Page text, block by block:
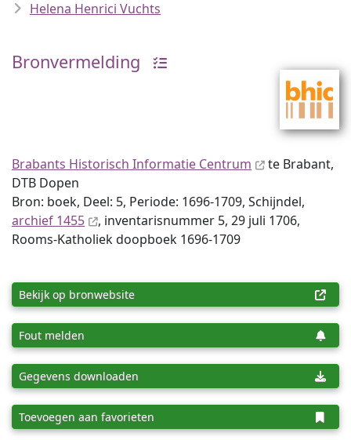
Helena Henrici Vuchts
Bronvermelding
Brabants Historisch Informatie Centrum
te Brabant,
DTB Dopen
Bron: boek, Deel: 5, Periode: 1696-1709, Schijndel,
archief 1455
, inventaris­num­mer 5, 29 juli 1706,
Rooms-Katholiek doopboek 1696-1709
Bekijk op bronwebsite
Fout melden
Gegevens downloaden
Toevoegen aan favorieten